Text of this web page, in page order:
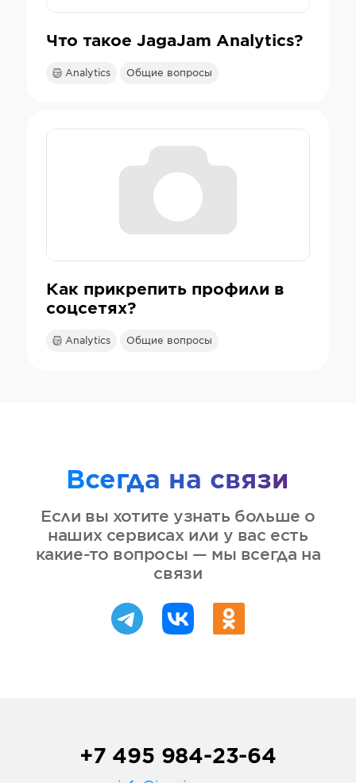
Что такое JagaJam Analytics?
Analytics Общие вопросы
Как прикрепить профили в
соцсетях?
Analytics Общие вопросы
Всегда на связи
Если вы хотите узнать больше о
наших сервисах или у вас есть
какие-то вопросы — мы всегда на
связи
+7 495 984-23-64